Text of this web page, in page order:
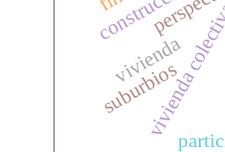
vivienda
vivienda
suburbios